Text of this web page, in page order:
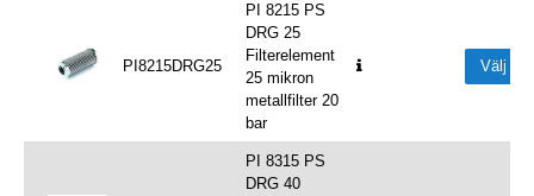
PI8215DRG25
PI 8215 PS
DRG 25
Filterelement
25 mikron
metallfilter 20
bar
Välj
PI 8315 PS
DRG 40